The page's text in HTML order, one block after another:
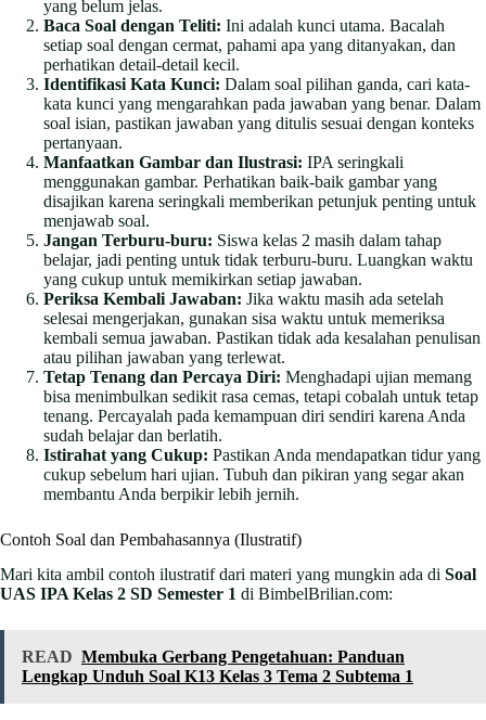
yang belum jelas.
Baca Soal dengan Teliti: Ini adalah kunci utama. Bacalah
setiap soal dengan cermat, pahami apa yang ditanyakan, dan
perhatikan detail-detail kecil.
Identifikasi Kata Kunci: Dalam soal pilihan ganda, cari kata-
kata kunci yang mengarahkan pada jawaban yang benar. Dalam
soal isian, pastikan jawaban yang ditulis sesuai dengan konteks
pertanyaan.
Manfaatkan Gambar dan Ilustrasi: IPA seringkali
menggunakan gambar. Perhatikan baik-baik gambar yang
disajikan karena seringkali memberikan petunjuk penting untuk
menjawab soal.
Jangan Terburu-buru: Siswa kelas 2 masih dalam tahap
belajar, jadi penting untuk tidak terburu-buru. Luangkan waktu
yang cukup untuk memikirkan setiap jawaban.
Periksa Kembali Jawaban: Jika waktu masih ada setelah
selesai mengerjakan, gunakan sisa waktu untuk memeriksa
kembali semua jawaban. Pastikan tidak ada kesalahan penulisan
atau pilihan jawaban yang terlewat.
Tetap Tenang dan Percaya Diri: Menghadapi ujian memang
bisa menimbulkan sedikit rasa cemas, tetapi cobalah untuk tetap
tenang. Percayalah pada kemampuan diri sendiri karena Anda
sudah belajar dan berlatih.
Istirahat yang Cukup: Pastikan Anda mendapatkan tidur yang
cukup sebelum hari ujian. Tubuh dan pikiran yang segar akan
membantu Anda berpikir lebih jernih.
Contoh Soal dan Pembahasannya (Ilustratif)
Mari kita ambil contoh ilustratif dari materi yang mungkin ada di Soal
UAS IPA Kelas 2 SD Semester 1 di BimbelBrilian.com:
READ Membuka Gerbang Pengetahuan: Panduan
Lengkap Unduh Soal K13 Kelas 3 Tema 2 Subtema 1